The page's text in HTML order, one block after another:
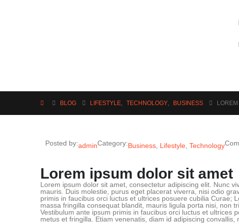
BLOG LIFESTYLE, TECHNOLOGY, BUSINESS
Posted by:adminCategory:Business Lifestyle Technology
Lorem ipsum dolor sit amet
Lorem ipsum dolor sit amet, consectetur adipiscing elit. Nunc
mauris. Duis molestie, purus eget placerat viverra, nisi odio
primis in faucibus orci luctus et ultrices posuere cubilia Curae;
massa fringilla consequat blandit, mauris ligula porta nisi, non
Vestibulum ante ipsum primis in faucibus orci luctus et ultrices
metus et fringilla. Etiam venenatis, diam id adipiscing